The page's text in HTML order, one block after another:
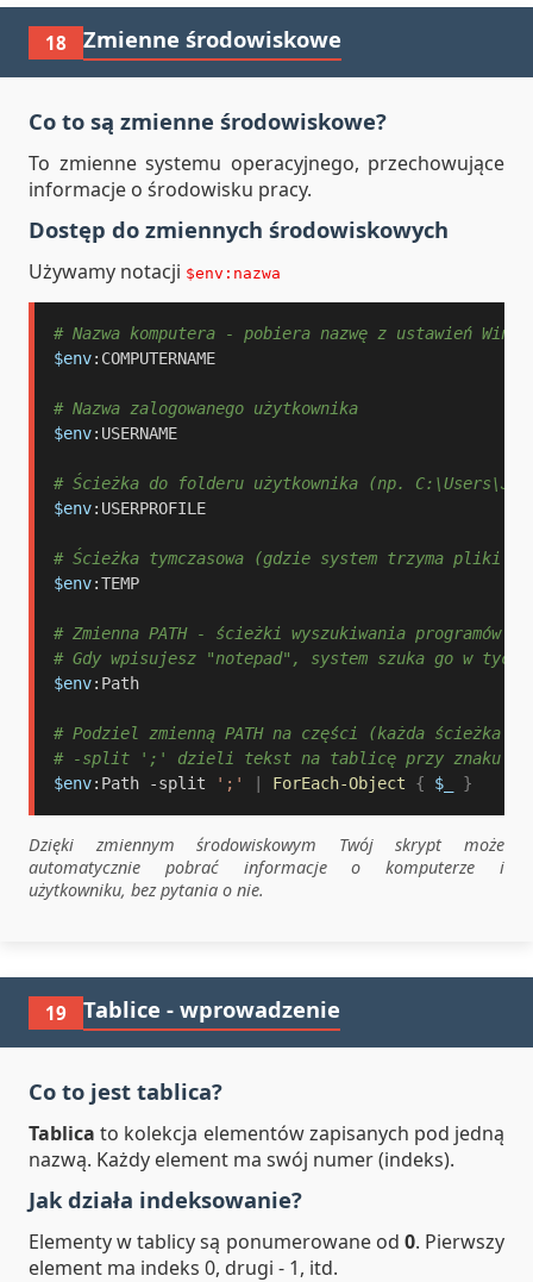
18 Zmienne środowiskowe
Co to są zmienne środowiskowe?
To zmienne systemu operacyjnego, przechowujące
informacje o środowisku pracy.
Dostęp do zmiennych środowiskowych
Używamy notacji $env:nazwa
# Nazwa komputera - pobiera nazwę z ustawień
$env:COMPUTERNAME
# Nazwa zalogowanego użytkownika
$env:USERNAME
# Ścieżka do folderu użytkownika (np.
$env:USERPROFILE
# Ścieżka tymczasowa (gdzie system trzyma pliki
$env:TEMP
# Zmienna PATH - ścieżki wyszukiwania programów
# Gdy wpisujesz "notepad", system szuka go w tych
$env:Path
# Podziel zmienną PATH na części (każda ścieżka
# -split ';' dzieli tekst na tablicę przy znaku
$env:Path -split ';' ForEach-Object { $_ }
Dzięki zmiennym środowiskowym Twój skrypt może
automatycznie pobrać informacje o komputerze i
użytkowniku, bez pytania o nie.
19 Tablice - wprowadzenie
Co to jest tablica?
Tablica to kolekcja elementów zapisanych pod jedną
nazwą. Każdy element ma swój numer (indeks).
Jak działa indeksowanie?
Elementy w tablicy są ponumerowane od 0. Pierwszy
element ma indeks 0, drugi - 1, itd.